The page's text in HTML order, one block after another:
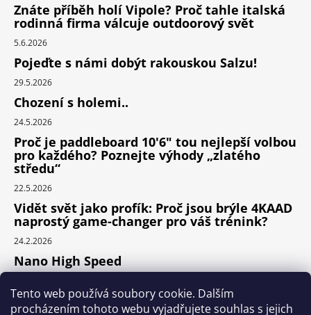
Tento web používá soubory cookie. Dalším
procházením tohoto webu vyjadřujete souhlas s jejich
Znáte příběh holí Vipole? Proč tahle italská
rodinná firma válcuje outdoorový svět
5.6.2026
Pojeďte s námi dobýt rakouskou Salzu!
29.5.2026
Chození s holemi..
24.5.2026
Proč je paddleboard 10'6" tou nejlepší volbou
pro každého? Poznejte výhody „zlatého
středu“
22.5.2026
Vidět svět jako profík: Proč jsou brýle 4KAAD
naprostý game-changer pro váš trénink?
24.2.2026
Nano High Speed
Nejlepší cyklodoplňky v porovnání cena /